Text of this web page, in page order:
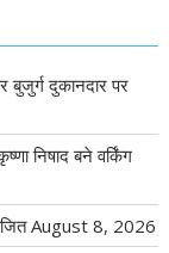
बुजुर्ग दुकानदार पर
निषाद बने वर्किंग
August 8, 2026